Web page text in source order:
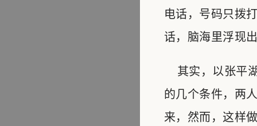
电话，号码只拨
话，脑海里浮现
其实，以张平
的几个条件，两
来，然而，这样